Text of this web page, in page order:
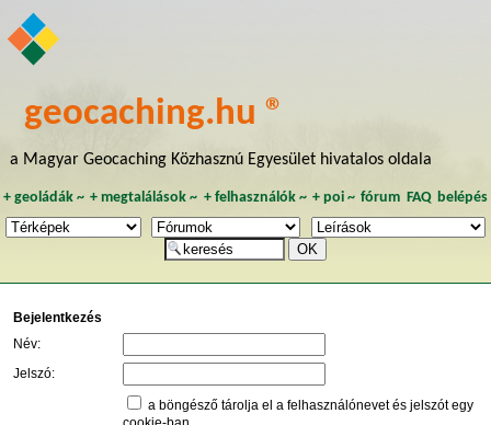
geocaching.hu ®
a Magyar Geocaching Közhasznú Egyesület hivatalos oldala
+ geoládák~ +megtalálások ~ + felhasználók~ + poi~ fórum FAQ belépés
Bejelentkezés
Név:
Jelszó:
a böngésző tárolja el a felhasználónevet és jelszót egy